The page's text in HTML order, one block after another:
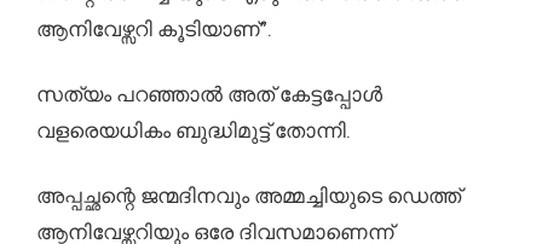
ആനിവേഴ്സറി കൂടിയാണ്”.
സത്യം പറഞ്ഞാൽ അത് കേട്ടപ്പോൾ
വളരെയധികം ബുദ്ധിമുട്ട് തോന്നി.
അപ്പച്ഛന്റെ ജന്മദിനവും അമ്മച്ചിയുടെ ഡെത്ത്
ആനിവേഴ്സറിയും ഒരേ ദിവസമാണെന്ന്